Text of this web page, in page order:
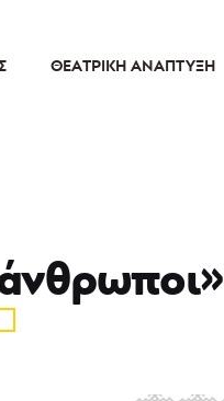
ΘΕΑΤΡΙΚΉ ΑΝΆΠΤΥΞΗ